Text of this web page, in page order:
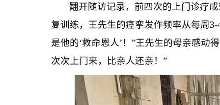
翻开随访记录，前四次的 上门诊疗
复训练，王先生的痉挛发作频率从每周
是他的‘救命恩人’！”王先生的母亲感动
次次 上门来，比亲人还亲！”